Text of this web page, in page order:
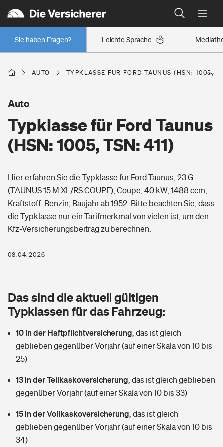
Leichte Sprache
Sie haben Fragen?
Wer versichert was: Jetzt Versicherer finden
Regionalklassen: So ist Ihre Region eingestuft
Wer versichert was: Jetzt Versicherer finden
Berufsunfähigkeitsversicherung
Erwerbsunfähigkeitsversicherung
Grundfähigkeitsversicherung
Arbeitsrechtsschutz
Berufshaftpflichtversicherung
Zur Übersicht
Tools
Wer versichert was: Jetzt Versicherer finden
Sie haben Fragen?
Wohnen
Elementarversicherung
Glasversicherung
Mietkautionsversicherung
Restkreditversicherung
Tools
Freizeit
Pri­vate Haft­pflicht­
Kinderunfall­ver­si­che­rung
Kinderinvalidität
Hundehalter-Haftpflicht
Gesundheit
Private Krankenversicherung
Dread-Disease-Versicherung
Tierkrankenversicherung
Zur Übersicht
Tools
Wer versichert was: Jetzt Versicherer finden
AUTO TYPKLASSE FÜR FORD TAUNUS (HSN: 1005,
Typklasse für Ford Taunus
(HSN: 1005, TSN: 411)
Auto
Hier erfahren Sie die Typklasse für Ford Taunus, 23 G
(TAUNUS 15 M XL/RS COUPE), Coupe, 40 kW, 1488 ccm,
Kraftstoff: Benzin, Baujahr ab 1952. Bitte beachten Sie, dass
die Typklasse nur ein Tarifmerkmal von vielen ist, um den
Kfz-Versicherungsbeitrag zu berechnen.
08.04.2026
Das sind die aktuell gültigen
Typklassen für das Fahrzeug:
10 in der Haftpflichtversicherung das ist gleich
geblieben gegenüber Vorjahr (auf einer Skala von 10 bis
25)
13 in der Teilkaskoversicherung das ist gleich geblieben
gegenüber Vorjahr (auf einer Skala von 10 bis 33)
15 in der Vollkaskoversicherung das ist gleich
geblieben gegenüber Vorjahr (auf einer Skala von 10 bis
34)